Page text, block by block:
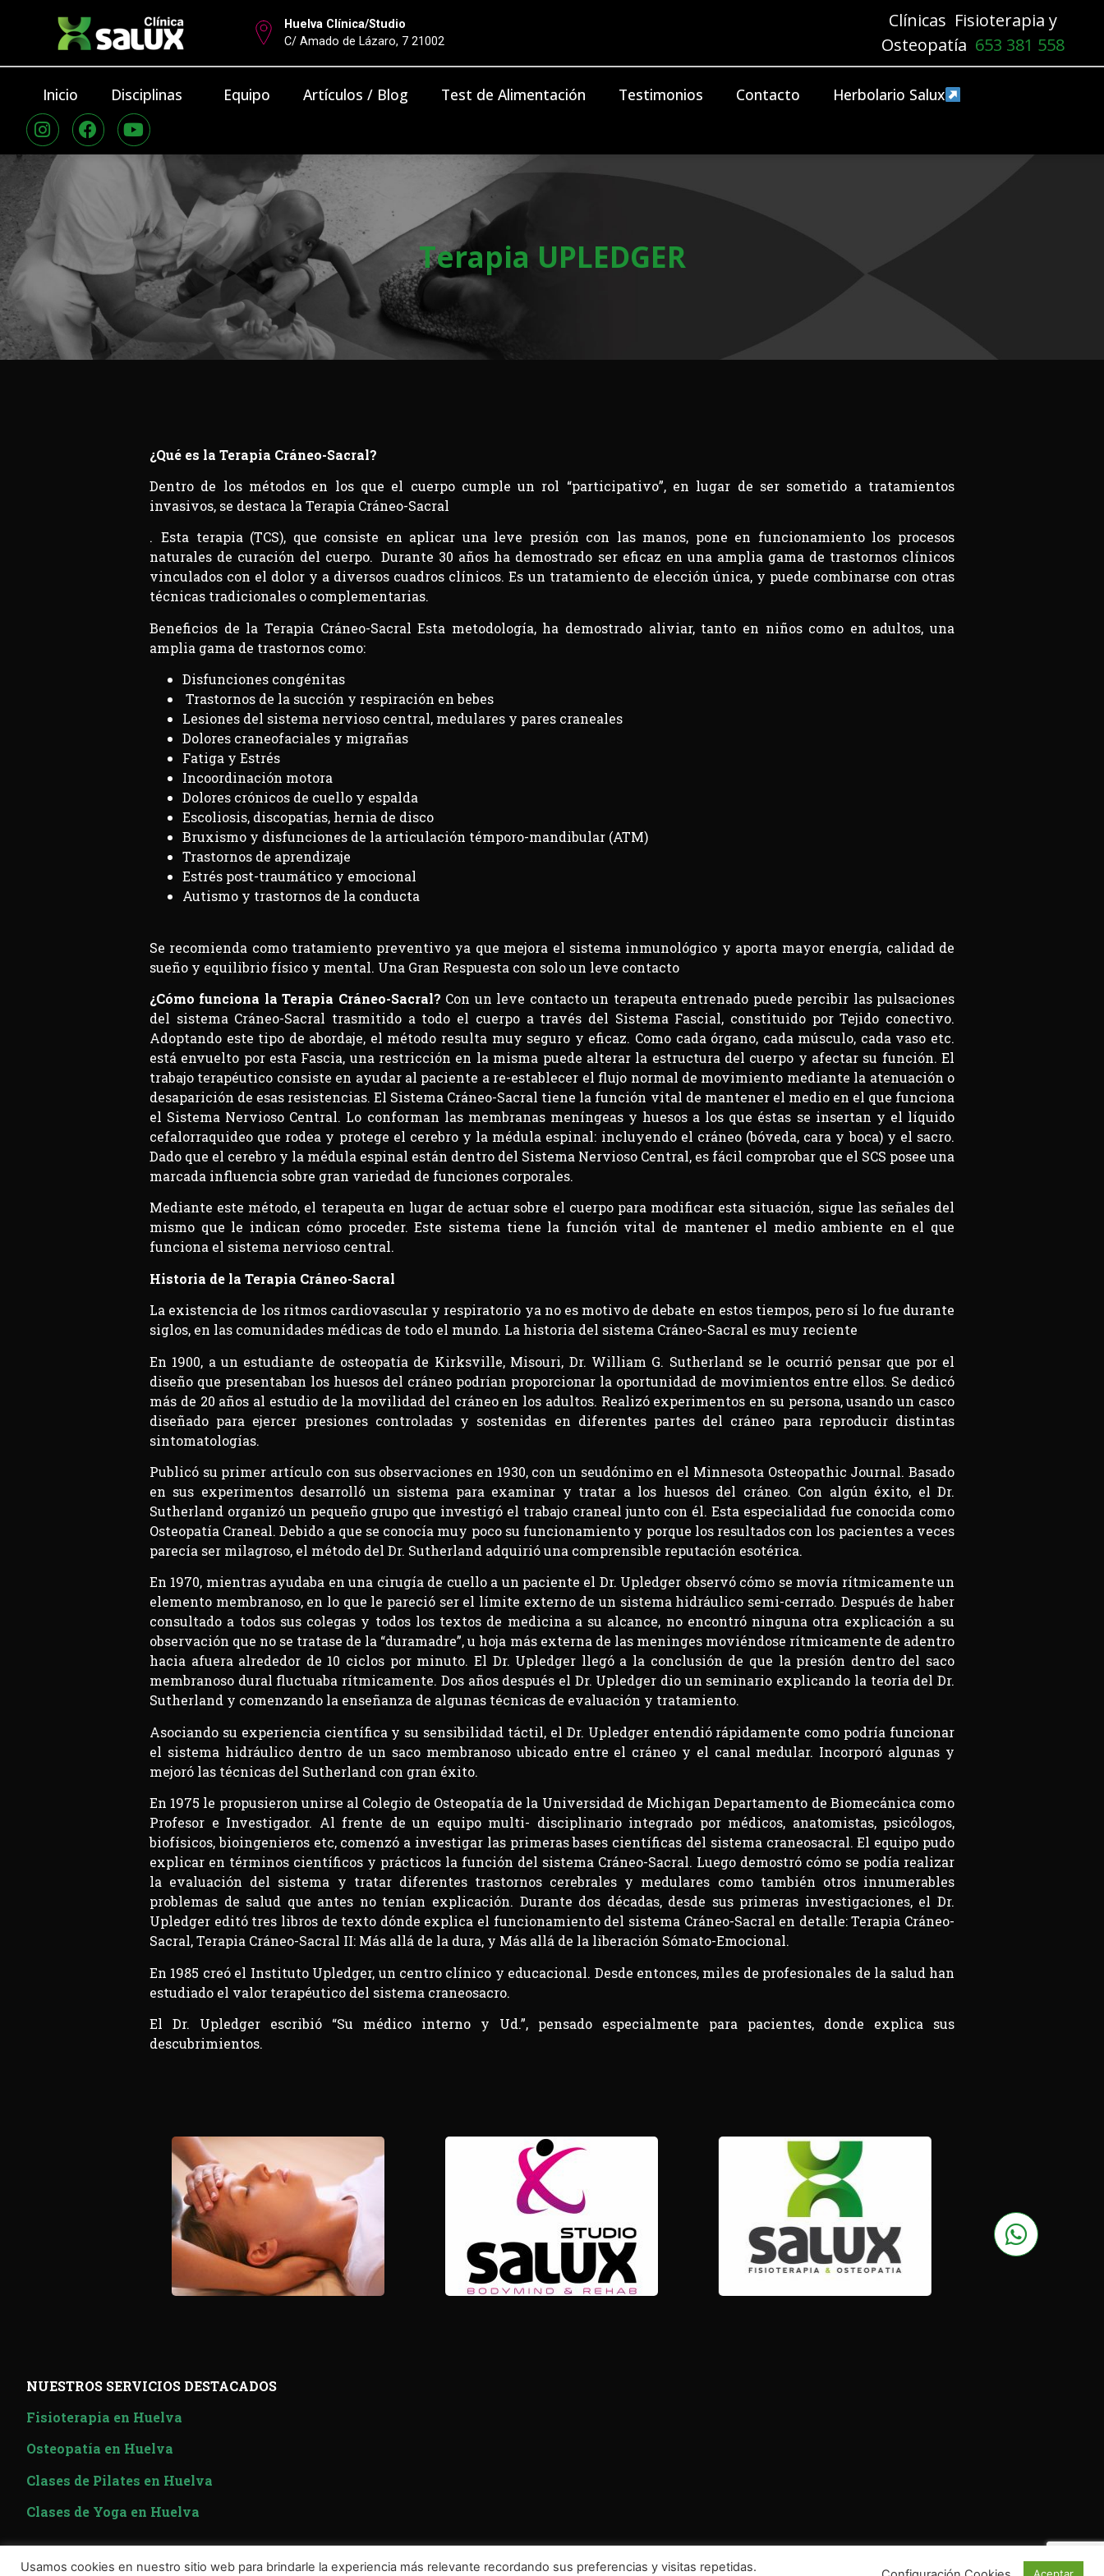
Huelva Clínica/Studio
C/ Amado de Lázaro, 7 21002
Clínicas Fisioterapia y
Osteopatía 653 381 558
Inicio Disciplinas Equipo Artículos / Blog Test de Alimentación Testimonios Contacto Herbolario Salux
Terapia UPLEDGER
¿Qué es la Terapia Cráneo-Sacral?
Dentro de los métodos en los que el cuerpo cumple un rol “participativo”, en lugar de ser sometido a tratamientos
invasivos, se destaca la Terapia Cráneo-Sacral
. Esta terapia (TCS), que consiste en aplicar una leve presión con las manos, pone en funcionamiento los procesos
naturales de curación del cuerpo. Durante 30 años ha demostrado ser eficaz en una amplia gama de trastornos clínicos
vinculados con el dolor y a diversos cuadros clínicos. Es un tratamiento de elección única, y puede combinarse con otras
técnicas tradicionales o complementarias.
Beneficios de la Terapia Cráneo-Sacral Esta metodología, ha demostrado aliviar, tanto en niños como en adultos, una
amplia gama de trastornos como:
Disfunciones congénitas
Trastornos de la succión y respiración en bebes
Lesiones del sistema nervioso central, medulares y pares craneales
Dolores craneofaciales y migrañas
Fatiga y Estrés
Incoordinación motora
Dolores crónicos de cuello y espalda
Escoliosis, discopatías, hernia de disco
Bruxismo y disfunciones de la articulación témporo-mandibular (ATM)
Trastornos de aprendizaje
Estrés post-traumático y emocional
Autismo y trastornos de la conducta
Se recomienda como tratamiento preventivo ya que mejora el sistema inmunológico y aporta mayor energía, calidad de
sueño y equilibrio físico y mental. Una Gran Respuesta con solo un leve contacto
¿Cómo funciona la Terapia Cráneo-Sacral? Con un leve contacto un terapeuta entrenado puede percibir las pulsaciones
del sistema Cráneo-Sacral trasmitido a todo el cuerpo a través del Sistema Fascial, constituido por Tejido conectivo.
Adoptando este tipo de abordaje, el método resulta muy seguro y eficaz. Como cada órgano, cada músculo, cada vaso etc.
está envuelto por esta Fascia, una restricción en la misma puede alterar la estructura del cuerpo y afectar su función. El
trabajo terapéutico consiste en ayudar al paciente a re-establecer el flujo normal de movimiento mediante la atenuación o
desaparición de esas resistencias. El Sistema Cráneo-Sacral tiene la función vital de mantener el medio en el que funciona
el Sistema Nervioso Central. Lo conforman las membranas meníngeas y huesos a los que éstas se insertan y el líquido
cefalorraquideo que rodea y protege el cerebro y la médula espinal: incluyendo el cráneo (bóveda, cara y boca) y el sacro.
Dado que el cerebro y la médula espinal están dentro del Sistema Nervioso Central, es fácil comprobar que el SCS posee una
marcada influencia sobre gran variedad de funciones corporales.
Mediante este método, el terapeuta en lugar de actuar sobre el cuerpo para modificar esta situación, sigue las señales del
mismo que le indican cómo proceder. Este sistema tiene la función vital de mantener el medio ambiente en el que
funciona el sistema nervioso central.
Historia de la Terapia Cráneo-Sacral
La existencia de los ritmos cardiovascular y respiratorio ya no es motivo de debate en estos tiempos, pero sí lo fue durante
siglos, en las comunidades médicas de todo el mundo. La historia del sistema Cráneo-Sacral es muy reciente
En 1900, a un estudiante de osteopatía de Kirksville, Misouri, Dr. William G. Sutherland se le ocurrió pensar que por el
diseño que presentaban los huesos del cráneo podrían proporcionar la oportunidad de movimientos entre ellos. Se dedicó
más de 20 años al estudio de la movilidad del cráneo en los adultos. Realizó experimentos en su persona, usando un casco
diseñado para ejercer presiones controladas y sostenidas en diferentes partes del cráneo para reproducir distintas
sintomatologías.
Publicó su primer artículo con sus observaciones en 1930, con un seudónimo en el Minnesota Osteopathic Journal. Basado
en sus experimentos desarrolló un sistema para examinar y tratar a los huesos del cráneo. Con algún éxito, el Dr.
Sutherland organizó un pequeño grupo que investigó el trabajo craneal junto con él. Esta especialidad fue conocida como
Osteopatía Craneal. Debido a que se conocía muy poco su funcionamiento y porque los resultados con los pacientes a veces
parecía ser milagroso, el método del Dr. Sutherland adquirió una comprensible reputación esotérica.
En 1970, mientras ayudaba en una cirugía de cuello a un paciente el Dr. Upledger observó cómo se movía rítmicamente un
elemento membranoso, en lo que le pareció ser el límite externo de un sistema hidráulico semi-cerrado. Después de haber
consultado a todos sus colegas y todos los textos de medicina a su alcance, no encontró ninguna otra explicación a su
observación que no se tratase de la “duramadre”, u hoja más externa de las meninges moviéndose rítmicamente de adentro
hacia afuera alrededor de 10 ciclos por minuto. El Dr. Upledger llegó a la conclusión de que la presión dentro del saco
membranoso dural fluctuaba rítmicamente. Dos años después el Dr. Upledger dio un seminario explicando la teoría del Dr.
Sutherland y comenzando la enseñanza de algunas técnicas de evaluación y tratamiento.
Asociando su experiencia científica y su sensibilidad táctil, el Dr. Upledger entendió rápidamente como podría funcionar
el sistema hidráulico dentro de un saco membranoso ubicado entre el cráneo y el canal medular. Incorporó algunas y
mejoró las técnicas del Sutherland con gran éxito.
En 1975 le propusieron unirse al Colegio de Osteopatía de la Universidad de Michigan Departamento de Biomecánica como
Profesor e Investigador. Al frente de un equipo multi- disciplinario integrado por médicos, anatomistas, psicólogos,
biofísicos, bioingenieros etc, comenzó a investigar las primeras bases científicas del sistema craneosacral. El equipo pudo
explicar en términos científicos y prácticos la función del sistema Cráneo-Sacral. Luego demostró cómo se podía realizar
la evaluación del sistema y tratar diferentes trastornos cerebrales y medulares como también otros innumerables
problemas de salud que antes no tenían explicación. Durante dos décadas, desde sus primeras investigaciones, el Dr.
Upledger editó tres libros de texto dónde explica el funcionamiento del sistema Cráneo-Sacral en detalle: Terapia Cráneo-
Sacral, Terapia Cráneo-Sacral II: Más allá de la dura, y Más allá de la liberación Sómato-Emocional.
En 1985 creó el Instituto Upledger, un centro clínico y educacional. Desde entonces, miles de profesionales de la salud han
estudiado el valor terapéutico del sistema craneosacro.
El Dr. Upledger escribió “Su médico interno y Ud.”, pensado especialmente para pacientes, donde explica sus
descubrimientos.
NUESTROS SERVICIOS DESTACADOS
Fisioterapia en Huelva
Osteopatía en Huelva
Clases de Pilates en Huelva
Clases de Yoga en Huelva
Usamos cookies en nuestro sitio web para brindarle la experiencia más relevante recordando sus preferencias y visitas repetidas.